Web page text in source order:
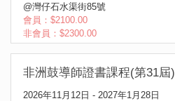
@灣仔石水渠街85號
會員：$2100.00
非會員：$2300.00
非洲鼓導師證書課程(第31屆)
2026年11月12日 - 2027年1月28日